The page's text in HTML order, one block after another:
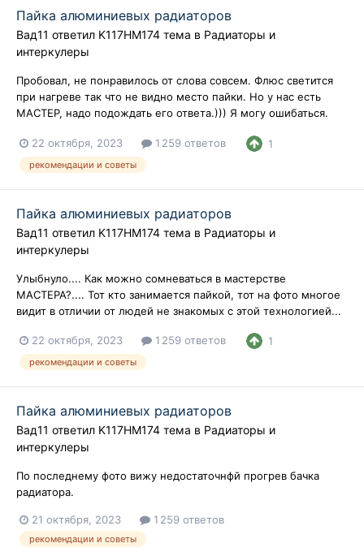
Пайка алюминиевых радиаторов
Вад11 ответил K117HM174 тема в Радиаторы и
интеркулеры
Пробовал, не понравилось от слова совсем. Флюс светится
при нагреве так что не видно место пайки. Но у нас есть
МАСТЕР, надо подождать его ответа.))) Я могу ошибаться.
22 октября, 2023 1 259 ответов 1
рекомендации и советы
Пайка алюминиевых радиаторов
Вад11 ответил K117HM174 тема в Радиаторы и
интеркулеры
Улыбнуло.... Как можно сомневаться в мастерстве
МАСТЕРА?.... Тот кто занимается пайкой, тот на фото многое
видит в отличии от людей не знакомых с этой технологией...
22 октября, 2023 1 259 ответов 1
рекомендации и советы
Пайка алюминиевых радиаторов
Вад11 ответил K117HM174 тема в Радиаторы и
интеркулеры
По последнему фото вижу недостаточнфй прогрев бачка
радиатора.
21 октября, 2023 1 259 ответов
рекомендации и советы